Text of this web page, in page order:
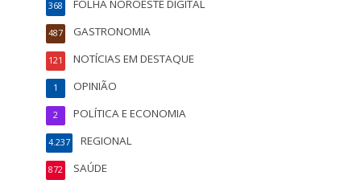
FOLHA NOROESTE DIGITAL
368
GASTRONOMIA
487
NOTÍCIAS EM DESTAQUE
121
OPINIÃO
1
POLÍTICA E ECONOMIA
2
REGIONAL
4.237
SAÚDE
872